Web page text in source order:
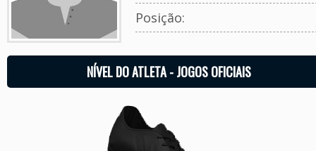
Posição:
NÍVEL DO ATLETA - JOGOS OFICIAIS